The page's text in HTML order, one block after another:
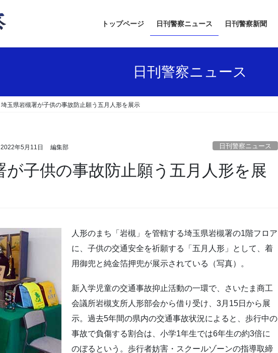
トップページ 日刊警察ニュース 日刊警察新聞
日刊警察ニュース
埼玉県岩槻署が子供の事故防止願う五月人形を展示
2022年5月11日 編集部 日刊警察ニュース
人形のまち「岩槻」を管轄する埼玉県岩槻署の1階フロア
に、子供の交通安全を祈願する「五月人形」として、着
用御兜と純金箔押兜が展示されている（写真）。
新入学児童の交通事故抑止活動の一環で、さいたま商工
会議所岩槻支所人形部会から借り受け、3月15日から展
示。過去5年間の県内の交通事故状況によると、歩行中の
事故で負傷する割合は、小学1年生では6年生の約3倍に
のぼるという。歩行者妨害・スクールゾーンの指導取締